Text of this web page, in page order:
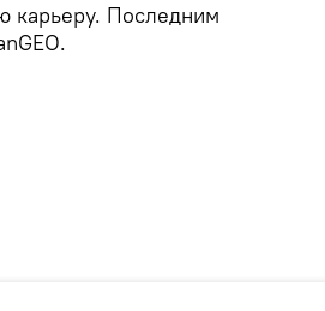
карьеру. Последним